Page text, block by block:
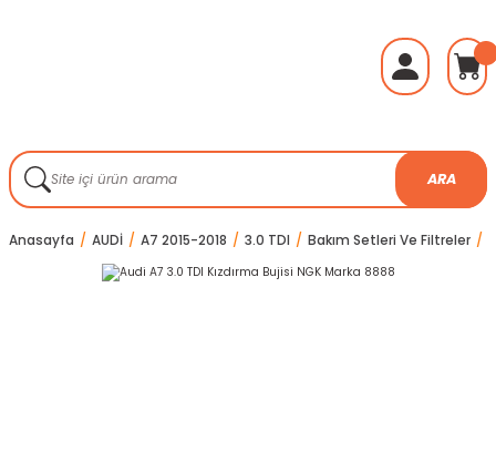
ARA
Anasayfa AUDİ A7 2015-2018 3.0 TDI Bakım Setleri Ve Filtreler